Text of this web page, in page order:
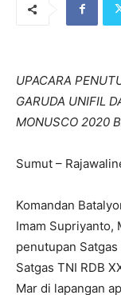
UPACARA
GARUDA UNIFIL
MONUSCO 2020
Sumut –
Komandan
Imam Supriyanto,
penutupan
Satgas TNI RDB
Mar di lapangan